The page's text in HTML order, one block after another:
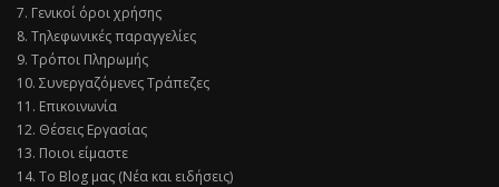
7. Γενικοί όροι χρήσης
8. Τηλεφωνικές παραγγελίες
9. Τρόποι Πληρωμής
10. Συνεργαζόμενες Τράπεζες
11. Επικοινωνία
12. Θέσεις Εργασίας
13. Ποιοι είμαστε
14. Το Blog μας (Νέα και ειδήσεις)